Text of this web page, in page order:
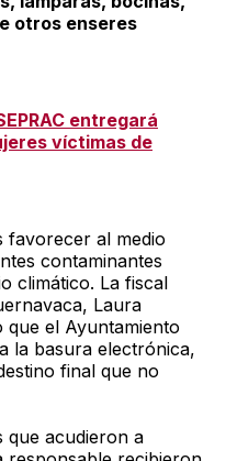
otros enseres
entregará
víctimas de
favorecer al medio
contaminantes
climático. La fiscal
Laura
que el Ayuntamiento
la basura electrónica,
final que no
que acudieron a